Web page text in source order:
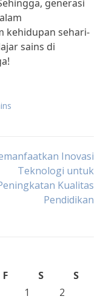
generasi
kehidupan sehari-
sains di
Inovasi
Teknologi untuk
Kualitas
Pendidikan
F S
S
1
2